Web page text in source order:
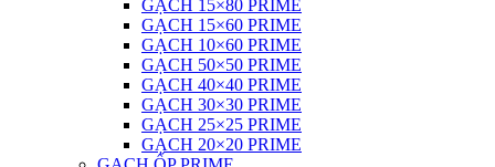
GẠCH 15×80 PRIME
GẠCH 15×60 PRIME
GẠCH 10×60 PRIME
GẠCH 50×50 PRIME
GẠCH 40×40 PRIME
GẠCH 30×30 PRIME
GẠCH 25×25 PRIME
GẠCH 20×20 PRIME